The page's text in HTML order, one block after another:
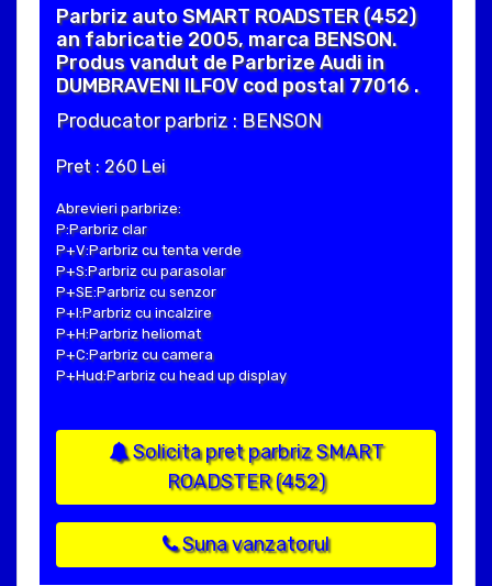
Parbriz auto SMART ROADSTER (452)
an fabricatie 2005, marca BENSON.
Produs vandut de Parbrize Audi in
DUMBRAVENI ILFOV cod postal 77016 .
Producator parbriz : BENSON
Pret : 260 Lei
Abrevieri parbrize:
P:Parbriz clar
P+V:Parbriz cu tenta verde
P+S:Parbriz cu parasolar
P+SE:Parbriz cu senzor
P+I:Parbriz cu incalzire
P+H:Parbriz heliomat
P+C:Parbriz cu camera
P+Hud:Parbriz cu head up display
Solicita pret parbriz SMART
ROADSTER (452)
Suna vanzatorul